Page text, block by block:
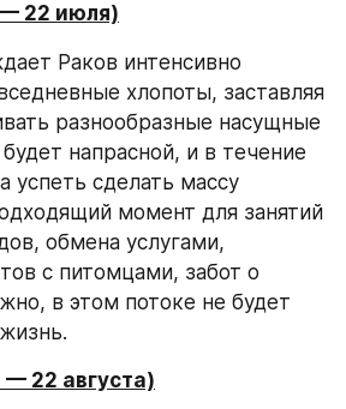
— 22 июля)
Раков интенсивно
хлопоты, заставляя
разнообразные насущные
напрасной, и в течение
успеть сделать массу
момент для занятий
обмена услугами,
с питомцами, забот о
в этом потоке не будет
22 августа)